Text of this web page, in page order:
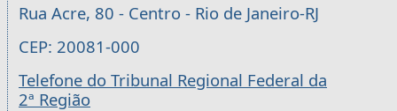
Rua Acre, 80 - Centro - Rio de Janeiro-RJ
CEP: 20081-000
Telefone do Tribunal Regional Federal da
2ª Região